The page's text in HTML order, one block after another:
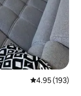
평점 4.95점(5
4.95 (193)